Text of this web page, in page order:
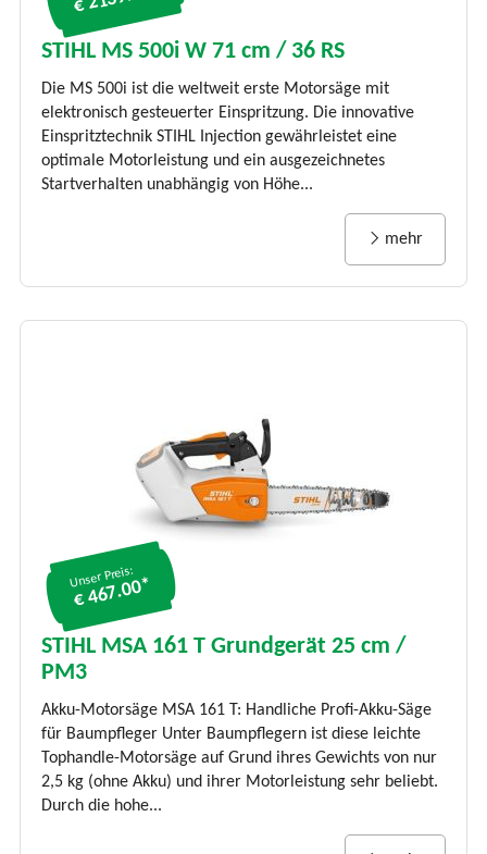
STIHL MS 500i W 71 cm / 36 RS
Die MS 500i ist die weltweit erste Motorsäge mit
elektronisch gesteuerter Einspritzung. Die innovative
Einspritztechnik STIHL Injection gewährleistet eine
optimale Motorleistung und ein ausgezeichnetes
Startverhalten unabhängig von Höhe...
mehr
Unser Preis:
€ 467.00*
STIHL MSA 161 T Grundgerät 25 cm /
PM3
Akku-Motorsäge MSA 161 T: Handliche Profi-Akku-Säge
für Baumpfleger Unter Baumpflegern ist diese leichte
Tophandle-Motorsäge auf Grund ihres Gewichts von nur
2,5 kg (ohne Akku) und ihrer Motorleistung sehr beliebt.
Durch die hohe...